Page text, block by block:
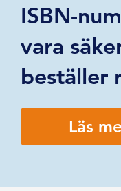
ISBN-
vara
beställer
Läs